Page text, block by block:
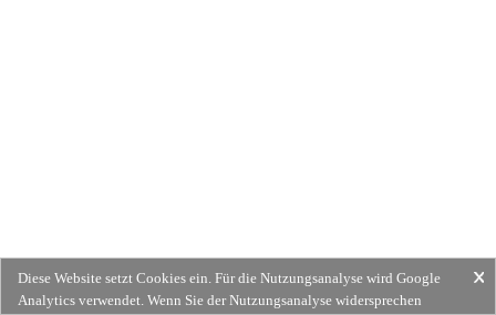
Diese Website setzt Cookies ein. Für die Nutzungsanalyse wird Google
Analytics verwendet. Wenn Sie der Nutzungsanalyse widersprechen